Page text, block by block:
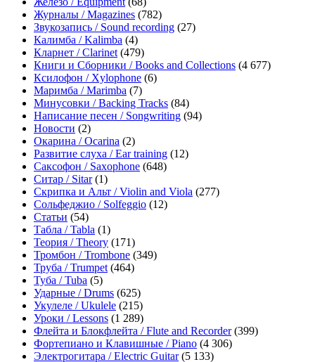
Журналы / Magazines (782)
Звукозапись / Sound recording (27)
Калимба / Kalimba (4)
Кларнет / Clarinet (479)
Книги и Сборники / Books and Collections (4 677)
Ксилофон / Xylophone (6)
Маримба / Marimba (7)
Минусовки / Backing Tracks (84)
Написание песен / Songwriting (94)
Новости (2)
Окарина / Ocarina (2)
Развитие слуха / Ear training (12)
Саксофон / Saxophone (648)
Ситар / Sitar(1)
Скрипка и Альт / Violin and Viola (277)
Сольфеджио / Solfeggio (12)
Статьи (54)
Табла / Tabla (1)
Теория / Theory (171)
Тромбон / Trombone (349)
Труба / Trumpet (464)
Туба / Tuba (5)
Ударные / Drums (625)
Укулеле / Ukulele (215)
Уроки / Lessons (1 289)
Флейта и Блокфлейта / Flute and Recorder(399)
Фортепиано и Клавишные / Piano (4 306)
Электрогитара / Electric Guitar(5 133)